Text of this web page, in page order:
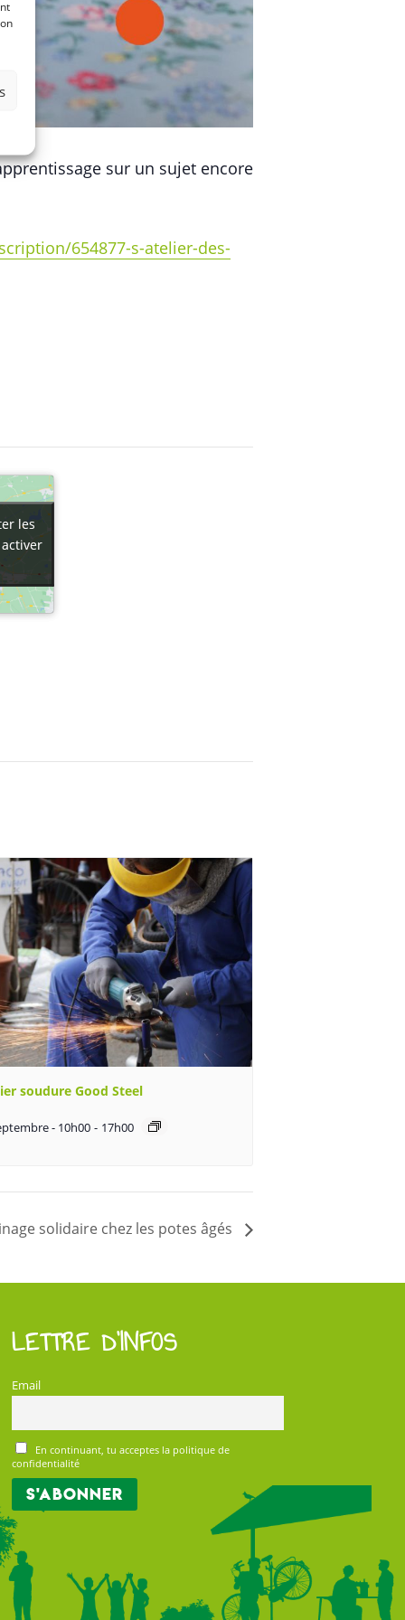
sur un sujet encore
654877-s-atelier-des-
les
les
soudure Good Steel
- 10h00 - 17h00
solidaire chez les potes âgés
LETTRE D’INFOS
Email
En continuant, tu acceptes la politique de
confidentialité